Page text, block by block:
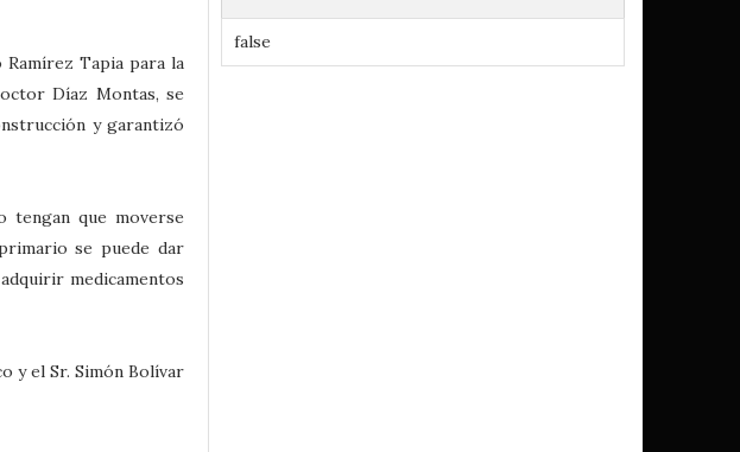
Tapia para la
Díaz Montas, se
y garantizó
tengan que moverse
se puede dar
medicamentos
y el Sr. Simón Bolívar
false